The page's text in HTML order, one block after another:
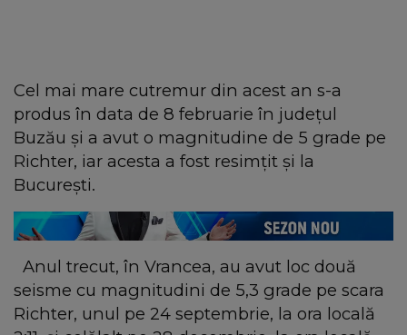
Cel mai mare cutremur din acest an s-a
produs în data de 8 februarie în judeţul
Buzău şi a avut o magnitudine de 5 grade pe
Richter, iar acesta a fost resimţit şi la
Bucureşti.
Anul trecut, în Vrancea, au avut loc două
seisme cu magnitudini de 5,3 grade pe scara
Richter, unul pe 24 septembrie, la ora locală